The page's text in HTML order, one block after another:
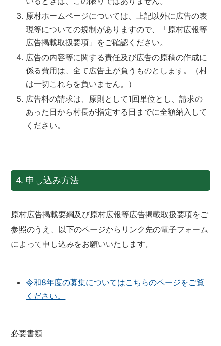
原村ホームページについては、上記以外に広告の表
現等についての規制がありますので、「原村広報等
広告掲載取扱要項」をご確認ください。
広告の内容等に関する責任及び広告の原稿の作成に
係る費用は、全て広告主が負うものとします。（村
は一切これらを負いません。）
広告料の請求は、原則として1回単位とし、請求の
あった日から村長が指定する日までに全額納入して
ください。
4. 申し込み方法
原村広告掲載要綱及び原村広報等広告掲載取扱要項をご
参照のうえ、以下のページからリンク先の電子フォーム
によって申し込みをお願いいたします。
令和8年度の募集についてはこちらのページをご覧
ください。
必要書類